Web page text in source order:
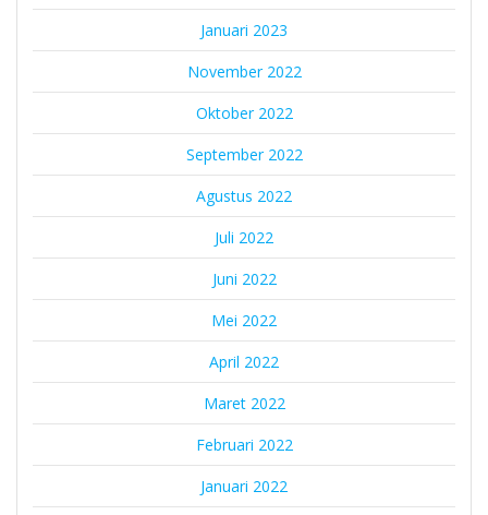
Januari 2023
November 2022
Oktober 2022
September 2022
Agustus 2022
Juli 2022
Juni 2022
Mei 2022
April 2022
Maret 2022
Februari 2022
Januari 2022